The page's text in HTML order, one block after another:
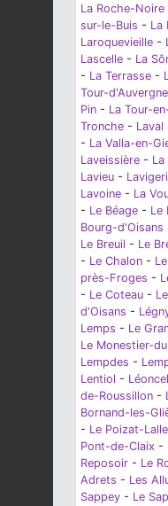
La Roche-Noire
sur-le-Buis - La
Laroquevieille -
Lascelle - La
- La Terrasse -
Tour-d'Auvergne
Pin - La Tour-
Tronche - Laval
- La Valla-en-
Laveissière - La
Lavieu -
Lavoine - La
- Le Béage - Le
Bourg-d'Oisans
Le Breuil - Le
- Le Chalon -
près-Froges -
- Le Coteau -
d'Oisans -
Lemps - Le
Le Monestier-
Lempdes -
Lentiol - Léoncel
de-Roussillon -
Bornand-les-
- Le Poizat-
Pont-de-Claix -
Reposoir - Le
Adrets - Les
Sappey - Le